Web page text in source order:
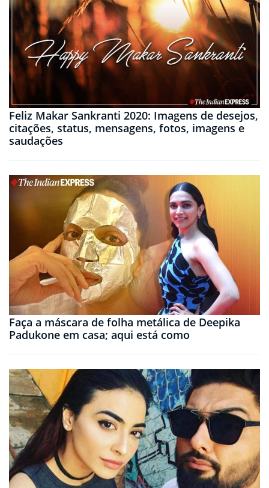
Feliz Makar Sankranti 2020: Imagens de desejos,
citações, status, mensagens, fotos, imagens e
saudações
Faça a máscara de folha metálica de Deepika
Padukone em casa; aqui está como